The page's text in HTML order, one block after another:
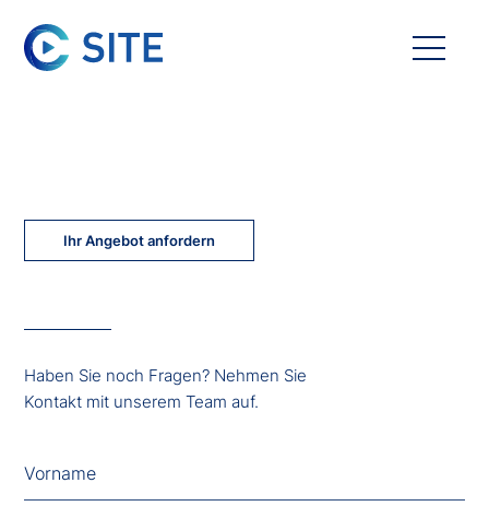
Ihr Angebot anfordern
Haben Sie noch Fragen? Nehmen Sie
Kontakt mit unserem Team auf.